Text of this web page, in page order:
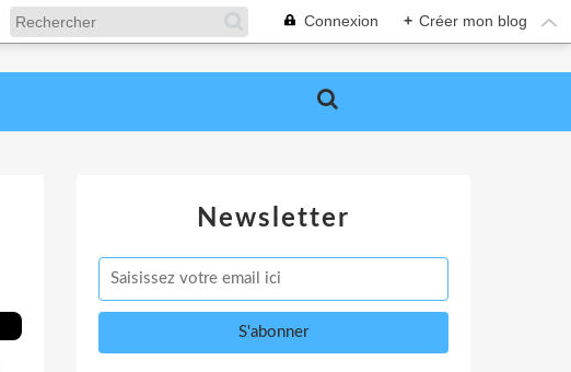
Connexion + Créer mon blog
Newsletter